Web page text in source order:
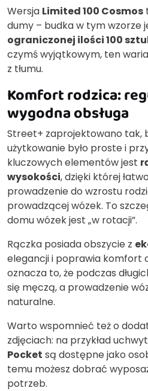
Wersja Limited 100 Cosmos
dumy – budka w tym wzorze
ograniczonej ilości 100
czymś wyjątkowym, ten
z tłumu.
Komfort rodzica:
wygodna obsługa
Street+ zaprojektowano tak,
użytkowanie było proste i
kluczowych elementów jest
wysokości, dzięki której
prowadzenie do wzrostu
prowadzącej wózek. To
domu wózek jest „w rotacji”.
Rączka posiada obszycie z
elegancji i poprawia komfort
oznacza to, że podczas
się męczą, a prowadzenie
naturalne.
Warto wspomnieć też o
zdjęciach: na przykład uchwyt
Pocket są dostępne jako
temu możesz dobrać
potrzeb.